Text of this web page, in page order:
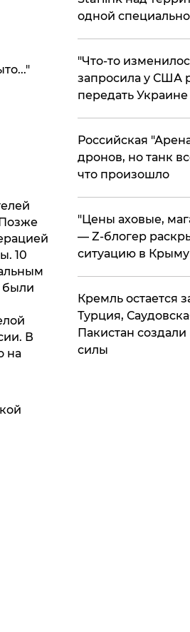
10
были
В
на
одной
​"Что-то
запросила у США
передать Украине
​Российская
дронов, но танк
что произошло
​"Цены аховые,
— Z-блогер
ситуацию в Крыму
​Кремль остается
Турция,
Пакистан
силы